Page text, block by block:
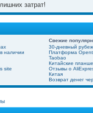
затрат!
Свежие
наличии
site
30-дневный рубеж
Платформа
Taobao
Китайские
Отзывы о
Китая
Возврат денег